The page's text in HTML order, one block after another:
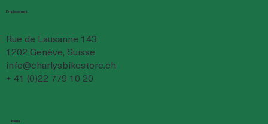
Emplacement
Rue de Lausanne 143
1202 Genève, Suisse
info@charlysbikestore.ch
+ 41 (0)22 779 10 20
Menu